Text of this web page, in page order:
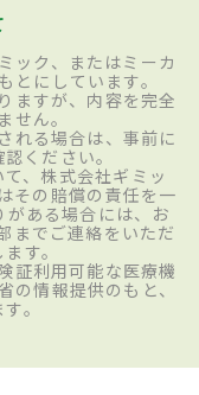
ック、またはミーカ
とにしています。
ますが、内容を完全
せん。
れる場合は、事前に
ください。
、株式会社ギミッ
その賠償の責任を一
ある場合には、お
までご連絡をいただ
す。
証利用可能な医療機
情報提供のもと、
。